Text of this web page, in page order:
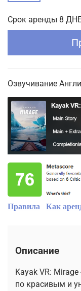
Срок аренды 8
Озвучивание
Правила Как
Описание
Kayak VR:
по красивым и